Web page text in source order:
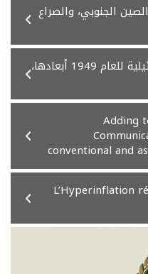
الجنوبي، والصراع
اتفاقية الهدنة اللبنانية - الإسرائيلية للعام 1949 أبعادها،
Adding
conventional and
L’Hyperinflation